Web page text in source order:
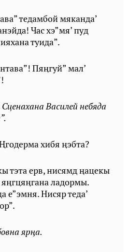
тедамбой мяканда’
Час хэ”мя’ пуд
туида”.
Пяӊгуй” мал’
Сценахана Василей небяда
хибя ӊэбта?
ерв, нисямд ӊацекы
ладормы.
е”эмня. Нисяр теда’
ярӊа.